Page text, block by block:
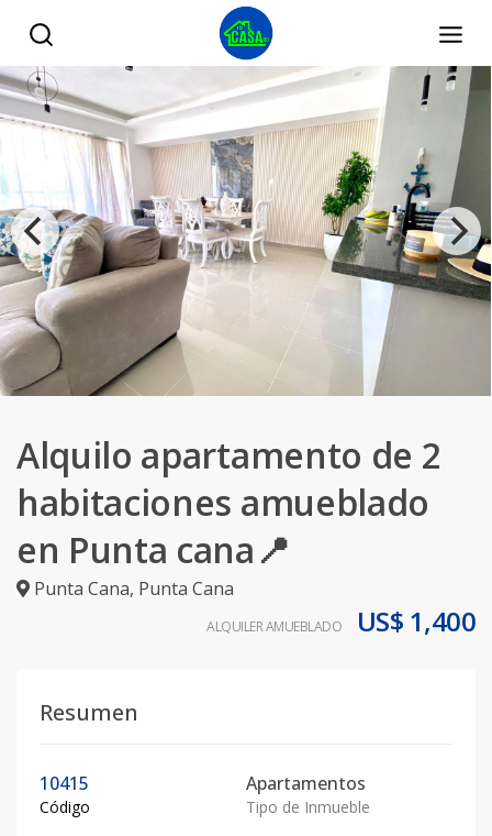
Alquilo apartamento de 2
habitaciones amueblado
en Punta cana📍
Punta Cana, Punta Cana
ALQUILER AMUEBLADO US$ 1,400
Resumen
10415
Código
Apartamentos
Tipo de Inmueble